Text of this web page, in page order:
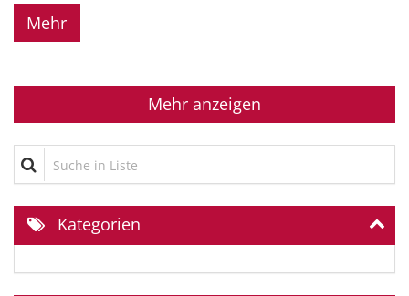
Mehr
Mehr anzeigen
Suche in Liste
Kategorien